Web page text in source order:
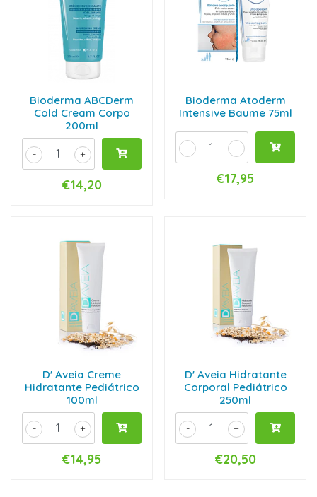
Bioderma ABCDerm
Cold Cream Corpo
200ml
+
-
€14,20
Bioderma Atoderm
Intensive Baume 75ml
+
-
€17,95
D' Aveia Creme
Hidratante Pediátrico
100ml
+
-
€14,95
D' Aveia Hidratante
Corporal Pediátrico
250ml
+
-
€20,50